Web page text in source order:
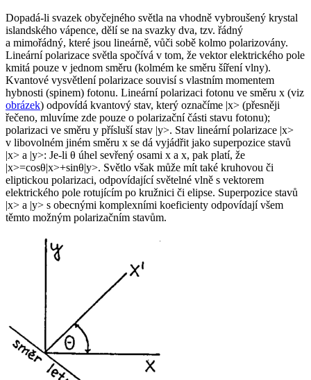
Dopadá-li svazek obyčejného světla na vhodně vybroušený krystal
islandského vápence, dělí se na svazky dva, tzv. řádný
a mimořádný, které jsou lineárně, vůči sobě kolmo polarizovány.
Lineární polarizace světla spočívá v tom, že vektor elektrického pole
kmitá pouze v jednom směru (kolmém ke směru šíření vlny).
Kvantové vysvětlení polarizace souvisí s vlastním momentem
hybnosti (spinem) fotonu. Lineární polarizaci fotonu ve směru x (viz
obrázek) odpovídá kvantový stav, který označíme |x> (přesněji
řečeno, mluvíme zde pouze o polarizační části stavu fotonu);
polarizaci ve směru y přísluší stav |y>. Stav lineární polarizace |x>
v libovolném jiném směru x se dá vyjádřit jako superpozice stavů
|x> a |y>: Je-li θ úhel sevřený osami x a x, pak platí, že
|x>=cosθ|x>+sinθ|y>. Světlo však může mít také kruhovou či
eliptickou polarizaci, odpovídající světelné vlně s vektorem
elektrického pole rotujícím po kružnici či elipse. Superpozice stavů
|x> a |y> s obecnými komplexními koeficienty odpovídají všem
těmto možným polarizačním stavům.